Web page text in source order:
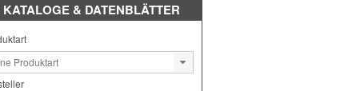
KATALOGE & DATENBLÄTTER